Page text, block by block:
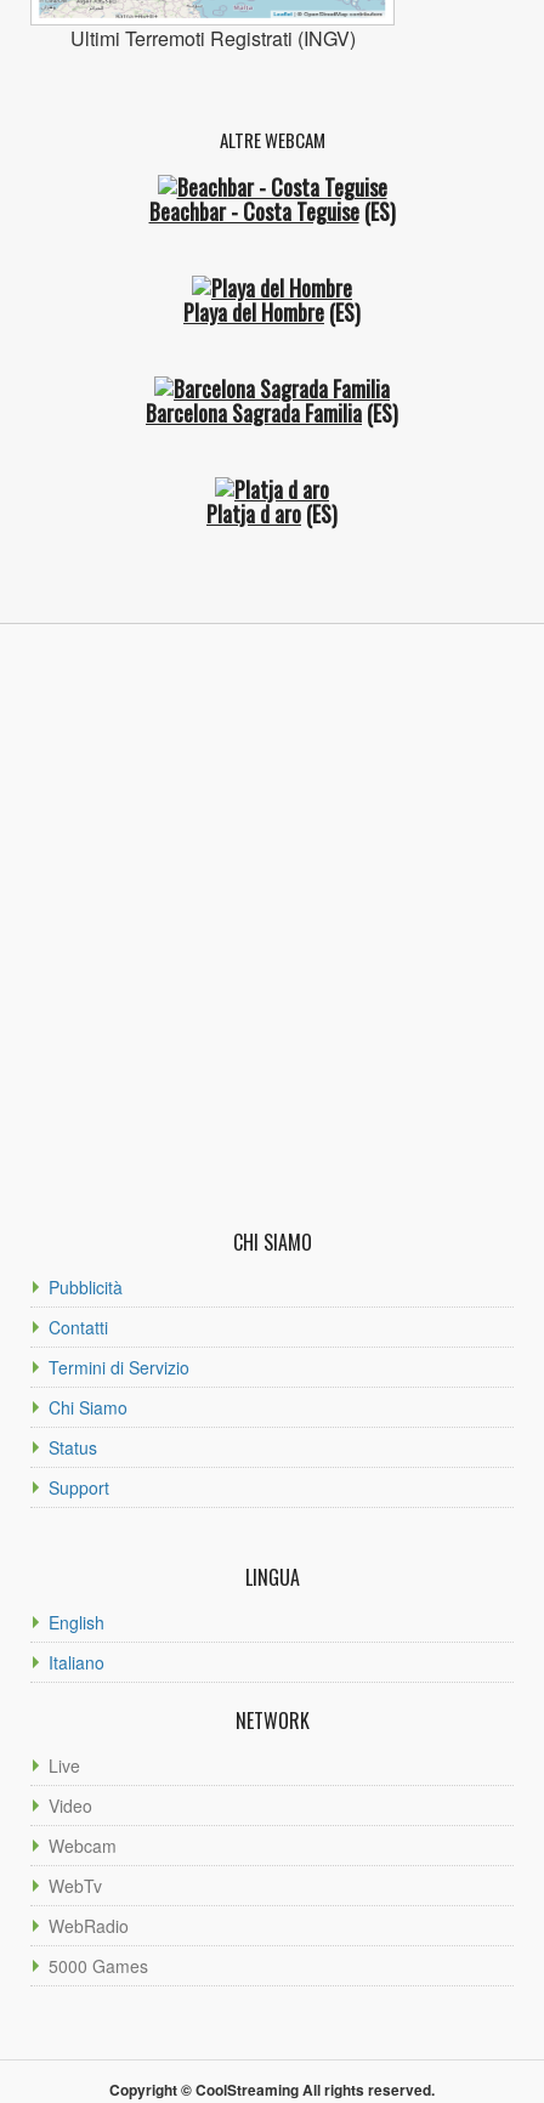
Ultimi Terremoti Registrati (INGV)
ALTRE WEBCAM
Beachbar - Costa Teguise(ES)
Playa del Hombre(ES)
Barcelona Sagrada Familia(ES)
Platja d aro(ES)
CHI SIAMO
Pubblicità
Contatti
Termini di Servizio
Chi Siamo
Status
Support
LINGUA
English
Italiano
NETWORK
Live
Video
Webcam
WebTv
WebRadio
5000 Games
Copyright © CoolStreaming All rights reserved.